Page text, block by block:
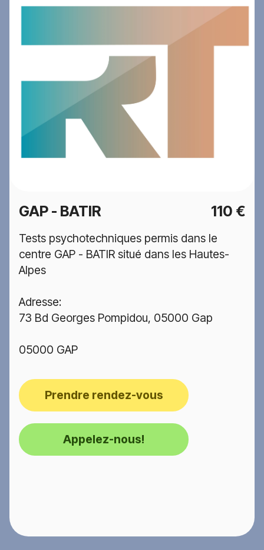
GAP - BATIR 110 €
Tests psychotechniques permis dans le
centre GAP - BATIR situé dans les Hautes-
Alpes
Adresse:
73 Bd Georges Pompidou, 05000 Gap
05000 GAP
Prendre rendez-vous
Appelez-nous!